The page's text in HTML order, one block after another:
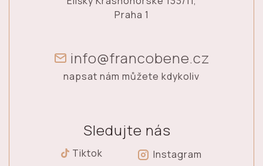
Praha 1
info@francobene.cz
napsat nám můžete kdykoliv
Sledujte nás
Tiktok Instagram